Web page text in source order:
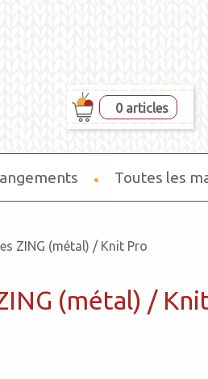
0 articles
Toutes les
ZING (métal) / Knit Pro
(métal) /